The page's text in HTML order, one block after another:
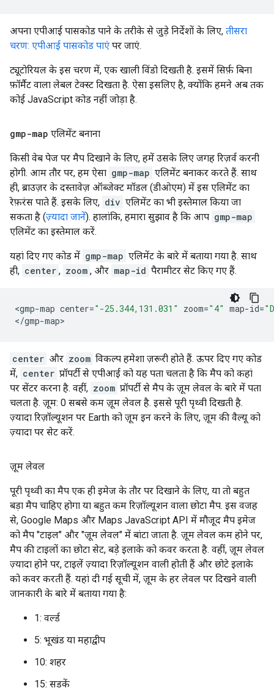
अपना एपीआई पासकोड पाने के तरीके से जुड़े निर्देशों के लिए, तीसरा
चरण: एपीआई पासकोड पाएं पर जाएं.
ट्यूटोरियल के इस चरण में, एक खाली विंडो दिखती है. इसमें सिर्फ़ बिना
फ़ॉर्मैट वाला लेबल टेक्स्ट दिखता है. ऐसा इसलिए है, क्योंकि हमने अब तक
कोई JavaScript कोड नहीं जोड़ा है.
gmp-map एलिमेंट बनाना
किसी वेब पेज पर मैप दिखाने के लिए, हमें उसके लिए जगह रिज़र्व करनी
होगी. आम तौर पर, हम ऐसा gmp-map एलिमेंट बनाकर करते हैं. साथ
ही, ब्राउज़र के दस्तावेज़ ऑब्जेक्ट मॉडल (डीओएम) में इस एलिमेंट का
रेफ़रंस पाते हैं. इसके लिए, div एलिमेंट का भी इस्तेमाल किया जा
सकता है (ज़्यादा जानें). हालांकि, हमारा सुझाव है कि आप gmp-map
एलिमेंट का इस्तेमाल करें.
यहां दिए गए कोड में gmp-map एलिमेंट के बारे में बताया गया है. साथ
ही, center , zoom , और map-id पैरामीटर सेट किए गए हैं.
<gmp-map center="-25.344,131.031" zoom="4" map-id=
</gmp-map>
center और zoom विकल्प हमेशा ज़रूरी होते हैं. ऊपर दिए गए कोड
में, center प्रॉपर्टी से एपीआई को यह पता चलता है कि मैप को कहां
पर सेंटर करना है. वहीं, zoom प्रॉपर्टी से मैप के ज़ूम लेवल के बारे में पता
चलता है. ज़ूम: 0 सबसे कम ज़ूम लेवल है. इससे पूरी पृथ्वी दिखती है.
ज़्यादा रिज़ॉल्यूशन पर Earth को ज़ूम इन करने के लिए, ज़ूम की वैल्यू को
ज़्यादा पर सेट करें.
ज़ूम लेवल
पूरी पृथ्वी का मैप एक ही इमेज के तौर पर दिखाने के लिए, या तो बहुत
बड़ा मैप चाहिए होगा या बहुत कम रिज़ॉल्यूशन वाला छोटा मैप. इस वजह
से, Google Maps और Maps JavaScript API में मौजूद मैप इमेज
को मैप "टाइल" और "ज़ूम लेवल" में बांटा जाता है. ज़ूम लेवल कम होने पर,
मैप की टाइलों का छोटा सेट, बड़े इलाके को कवर करता है. वहीं, ज़ूम लेवल
ज़्यादा होने पर, टाइलें ज़्यादा रिज़ॉल्यूशन वाली होती हैं और छोटे इलाके
को कवर करती हैं. यहां दी गई सूची में, ज़ूम के हर लेवल पर दिखने वाली
जानकारी के बारे में बताया गया है:
1: वर्ल्ड
5: भूखंड या महाद्वीप
10: शहर
15: सड़कें